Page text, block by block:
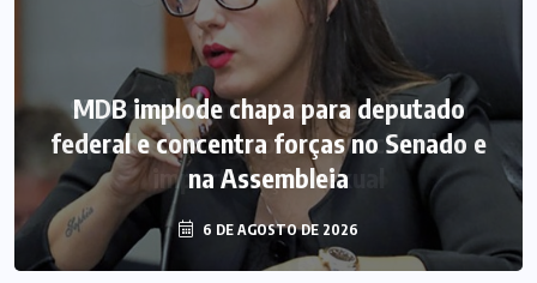
MDB implode chapa para deputado
federal e concentra forças no Senado e
na Assembleia
6 DE AGOSTO DE 2026